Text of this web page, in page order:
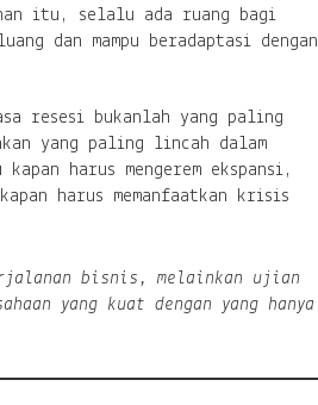
itu, selalu ada ruang bagi
dan mampu beradaptasi dengan
resesi bukanlah yang paling
yang paling lincah dalam
harus mengerem ekspansi,
harus memanfaatkan krisis
bisnis, melainkan ujian
yang kuat dengan yang hanya